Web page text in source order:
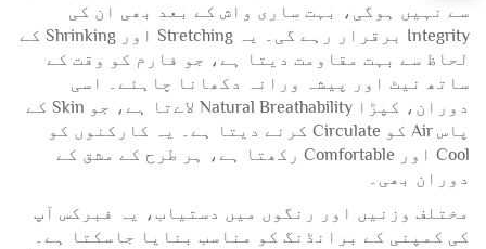
سے نہیں ہوگی، بہت ساری واش کے بعد بھی ان کی
Integrity برقرار رہے گی۔ یہ Stretching اور Shrinking کے
لحاظ سے بہت مقاومت دیتا ہے، جو فارم کو وقت کے
ساتھ نیٹ اور پیشہ ورانہ دکھانا چاہئے۔ اسی
دوران، کپڑا Natural Breathability لاےتا ہے، جو Skin کے
پاس Air کو Circulate کرنے دیتا ہے۔ یہ کارکنوں کو
Cool اور Comfortable رکھتا ہے، ہر طرح کے مشق کے
دوران بھی۔
مختلف وزنیں اور رنگوں میں دستیاب، یہ فبرکس آپ
کی کمپنی کے برانڈنگ کو مناسب بنایا جاسکتا ہے۔